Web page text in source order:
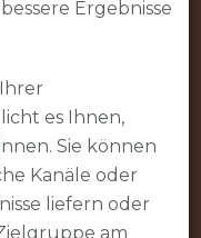
Ergebnisse
es Ihnen,
Sie können
Kanäle oder
liefern oder
am